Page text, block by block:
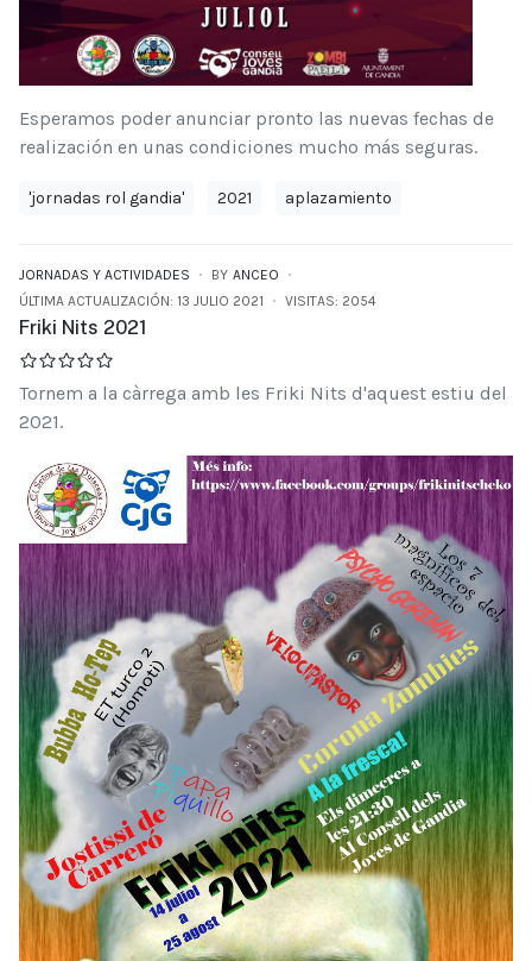
Esperamos poder anunciar pronto las nuevas fechas de
realización en unas condiciones mucho más seguras.
'jornadas rol gandia' 2021 aplazamiento
JORNADAS Y ACTIVIDADES BY ANCEO
ÚLTIMA ACTUALIZACIÓN: 13 JULIO 2021
VISITAS: 2054
Friki Nits 2021
Tornem a la càrrega amb les Friki Nits d'aquest estiu del
2021.